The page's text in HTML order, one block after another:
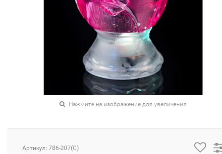
Нажмите на изображение для увеличения
Артикул: 786-207(C)